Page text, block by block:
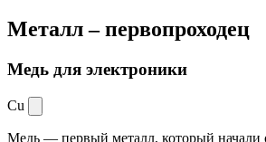
Металл –первопроходец
Медь для электроники
Cu
Медь — первый металл, который начали